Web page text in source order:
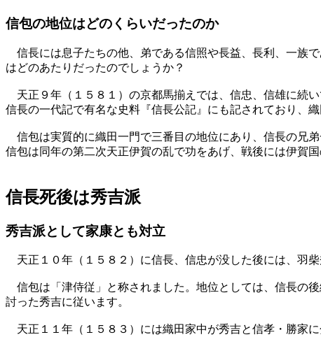
信包の地位はどのくらいだったのか
信長には息子たちの他、弟である信照や長益、長利、一族
はどのあたりだったのでしょうか？
天正９年（１５８１）の京都馬揃えでは、信忠、信雄に続
信長の一代記で有名な史料『信長公記』にも記されており、
信包は実質的に織田一門で三番目の地位にあり、信長の兄
信包は同年の第二次天正伊賀の乱で功をあげ、戦後には伊賀
信長死後は秀吉派
秀吉派として家康とも対立
天正１０年（１５８２）に信長、信忠が没した後には、羽
信包は「津侍従」と称されました。地位としては、信長の
討った秀吉に従います。
天正１１年（１５８３）には織田家中が秀吉と信孝・勝家